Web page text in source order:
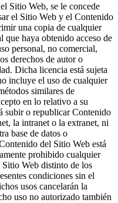
Sitio Web, se le concede
el Sitio Web y el Contenido
una copia de cualquier
haya obtenido acceso de
personal, no comercial,
derechos de autor o
Dicha licencia está sujeta
incluye el uso de cualquier
similares de
en lo relativo a su
subir o republicar Contenido
la intranet o la extranet, ni
base de datos o
del Sitio Web está
prohibido cualquier
Web distinto de los
condiciones sin el
usos cancelarán la
uso no autorizado también